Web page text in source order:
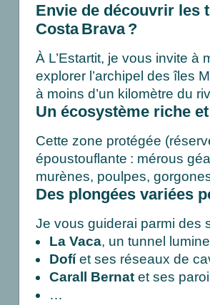
Envie de découvrir les
Costa Brava ?
À L’Estartit, je vous invite à
explorer l’archipel des îles
à moins d’un kilomètre du
Un écosystème riche
Cette zone protégée
époustouflante : mérous
murènes, poulpes,
Des plongées variées
Je vous guiderai parmi des
La Vaca, un tunnel
Dofíet ses réseaux de
Carall Bernatet ses
…